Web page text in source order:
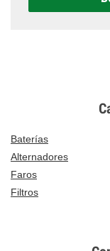
Baterías
Alternadores
Faros
Filtros